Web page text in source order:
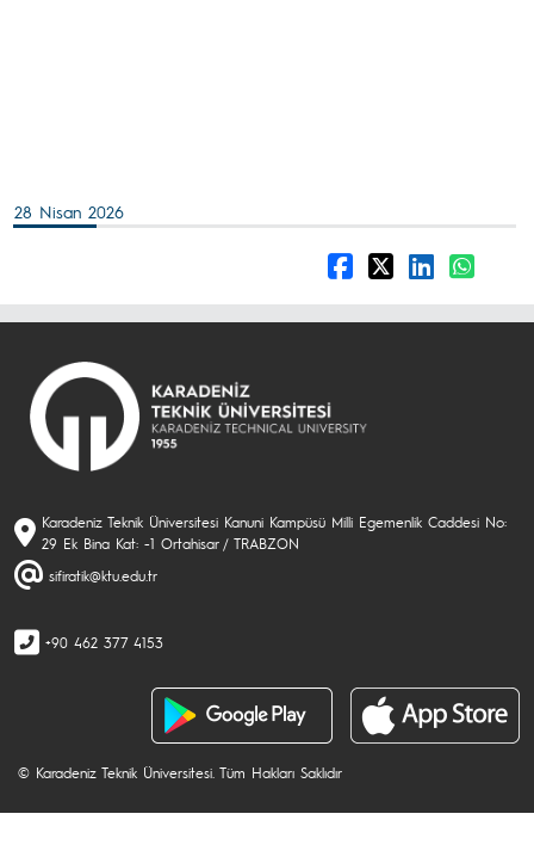
28 Nisan 2026
Karadeniz Teknik Üniversitesi Kanuni Kampüsü Milli Egemenlik Caddesi No:
29 Ek Bina Kat: -1 Ortahisar / TRABZON
sifiratik@ktu.edu.tr
+90 462 377 4153
© Karadeniz Teknik Üniversitesi. Tüm Hakları Saklıdır